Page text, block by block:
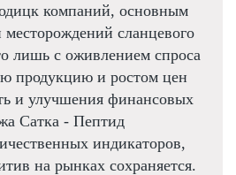
компаний, основным
месторождений сланцевого
лишь с оживлением спроса
продукцию и ростом цен
и улучшения финансовых
Сатка - Пептид
индикаторов,
на рынках сохраняется.